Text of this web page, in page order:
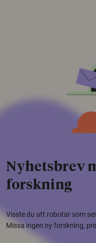
Nyhetsbrev
forskning
Visste du att robotar som
Missa ingen ny forskning,